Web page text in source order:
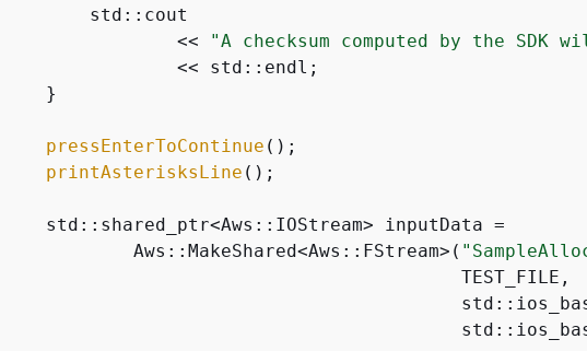
        std::cout
                <<
"A checksum computed by the
                << std::endl;
    }
pressEnterToContinue ();
printAsterisksLine ();
    std::shared_ptr<Aws::IOStream> inputData =
            Aws::MakeShared<Aws::FStream>(
                                          TEST_FILE,